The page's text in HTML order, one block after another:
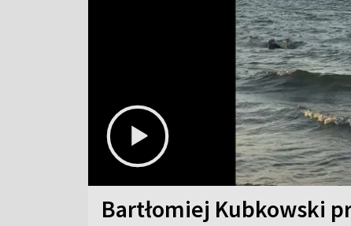
Bartłomiej Kubkowski